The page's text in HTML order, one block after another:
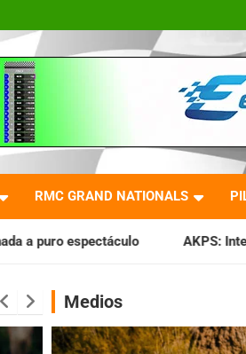
RMC GRAND NATIONALS
AKPS: Intervino la IGJ y
Medios